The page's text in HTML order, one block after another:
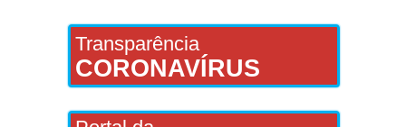
Transparência
CORONAVÍRUS